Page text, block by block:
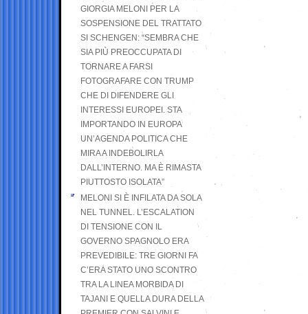
GIORGIA MELONI PER LA
SOSPENSIONE DEL TRATTATO
SI SCHENGEN: “SEMBRA CHE
SIA PIÙ PREOCCUPATA DI
TORNARE A FARSI
FOTOGRAFARE CON TRUMP
CHE DI DIFENDERE GLI
INTERESSI EUROPEI. STA
IMPORTANDO IN EUROPA
UN’AGENDA POLITICA CHE
MIRA A INDEBOLIRLA
DALL’INTERNO. MA È RIMASTA
PIUTTOSTO ISOLATA”
MELONI SI È INFILATA DA SOLA
NEL TUNNEL. L’ESCALATION
DI TENSIONE CON IL
GOVERNO SPAGNOLO ERA
PREVEDIBILE: TRE GIORNI FA
C’ERA STATO UNO SCONTRO
TRA LA LINEA MORBIDA DI
TAJANI E QUELLA DURA DELLA